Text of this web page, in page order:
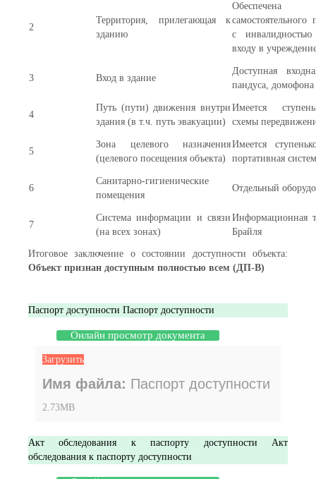
2
Территория, прилегающая к
зданию
Обеспечена
с
входу в
3 Вход в здание
Доступная
пандуса, домофона
4
Путь (пути) движения внутри
здания (в т.ч. путь эвакуации)
Имеется
схемы
5
Зона целевого назначения
(целевого посещения объекта)
Имеется
портативная
6
Санитарно-гигиенические
помещения
Отдельный
7
Система информации и связи
(на всех зонах)
Информационная
Брайля
Итоговое заключение о состоянии доступности объекта:
Объект признан доступным полностью всем (ДП-В)
Паспорт доступности Паспорт доступности
Онлайн просмотр документа
Загрузить
Имя файла: Паспорт доступности
2.73MB
Акт обследования к паспорту доступности
Акт
обследования к паспорту доступности